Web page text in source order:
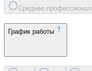
Среднее
График работы